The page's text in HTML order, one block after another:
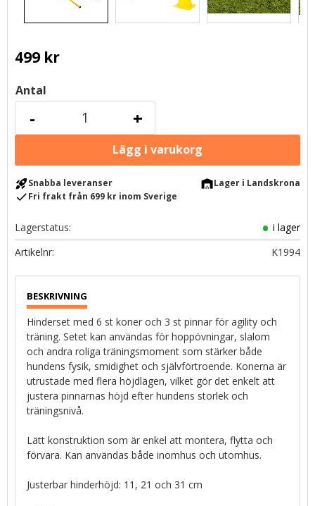
499kr
Antal
+
-
rocket_launchSnabba leveranser warehouseLager i Landskrona
checkFri frakt från 699 kr inom Sverige
Lagerstatus
i lager
Artikelnr
K1994
Hinderset med 6 st koner och 3 st pinnar för agility och
träning. Setet kan användas för hoppövningar, slalom
och andra roliga träningsmoment som stärker både
hundens fysik, smidighet och självförtroende. Konerna är
utrustade med flera höjdlägen, vilket gör det enkelt att
justera pinnarnas höjd efter hundens storlek och
träningsnivå.
Lätt konstruktion som är enkel att montera, flytta och
förvara. Kan användas både inomhus och utomhus.
Justerbar hinderhöjd: 11, 21 och 31 cm